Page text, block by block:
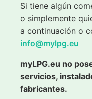
Si tiene algún
o simplemente
a continuación o
info@mylpg.eu
myLPG.eu no
servicios,
fabricantes.